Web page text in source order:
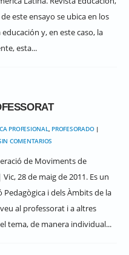
de este ensayo se ubica en los
y, en este caso, la
esta...
PROFESIONAL, PROFESORADO|
COMENTARIOS
de Moviments de
28 de maig de 2011. Es un
i dels Àmbits de la
al professorat i a altres
tema, de manera individual...